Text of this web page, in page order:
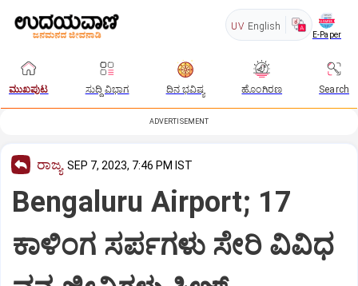
UV English
E-Paper
ಮುಖಪುಟ ಸುದ್ದಿ ವಿಭಾಗ ದಿನ ಭವಿಷ್ಯ ಹೊಂಗಿರಣ Search
ADVERTISEMENT
ರಾಜ್ಯ SEP 7, 2023, 7:46 PM IST
Bengaluru Airport; 17
ಕಾಳಿಂಗ ಸರ್ಪಗಳು ಸೇರಿ ವಿವಿಧ